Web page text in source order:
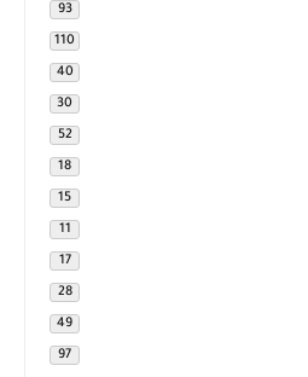
93
110
40
30
52
18
15
11
17
28
49
97